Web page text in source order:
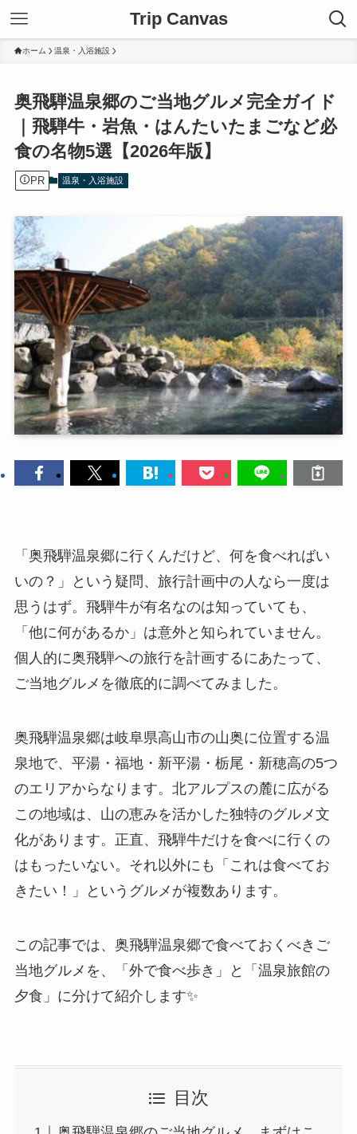
Trip Canvas
ホーム 温泉・入浴施設
奥飛騨温泉郷のご当地グルメ完全ガイド
｜飛騨牛・岩魚・はんたいたまごなど必
食の名物5選【2026年版】
PR 温泉・入浴施設
「奥飛騨温泉郷に行くんだけど、何を食べればい
いの？」という疑問、旅行計画中の人なら一度は
思うはず。飛騨牛が有名なのは知っていても、
「他に何があるか」は意外と知られていません。
個人的に奥飛騨への旅行を計画するにあたって、
ご当地グルメを徹底的に調べてみました。
奥飛騨温泉郷は岐阜県高山市の山奥に位置する温
泉地で、平湯・福地・新平湯・栃尾・新穂高の5つ
のエリアからなります。北アルプスの麓に広がる
この地域は、山の恵みを活かした独特のグルメ文
化があります。正直、飛騨牛だけを食べに行くの
はもったいない。それ以外にも「これは食べてお
きたい！」というグルメが複数あります。
この記事では、奥飛騨温泉郷で食べておくべきご
当地グルメを、「外で食べ歩き」と「温泉旅館の
夕食」に分けて紹介します✨
目次